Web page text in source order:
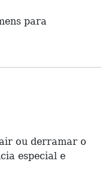
para
ou derramar o
especial e